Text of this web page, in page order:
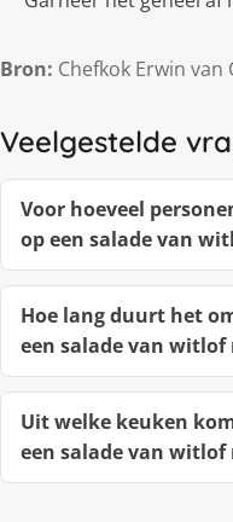
Bron: Chefkok Erwin van
Veelgestelde
Voor hoeveel
op een salade van
Hoe lang duurt het
een salade van witlof
Uit welke keuken
een salade van witlof